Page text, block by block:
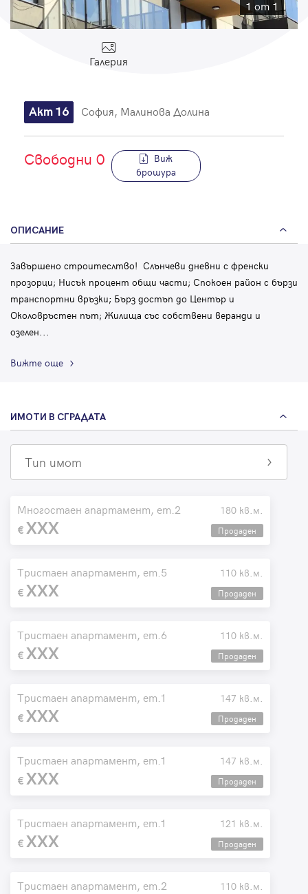
1 от 1
Галерия
Акт 16 София, Малинова Долина
Свободни 0
Виж
брошура
ОПИСАНИЕ
Завършено строитеслтво! Слънчеви дневни с френски
прозорци; Нисък процент общи части; Спокоен район с бързи
транспортни връзки; Бърз достъп до Център и
Околовръстен път; Жилища със собствени веранди и
озелен...
Вижте още
ИМОТИ В СГРАДАТА
Тип имот
Многостаен апартамент, ет.2 180 кв.м.
XXX Продаден
Тристаен апартамент, ет.5 110 кв.м.
XXX Продаден
Тристаен апартамент, ет.6 110 кв.м.
XXX Продаден
Тристаен апартамент, ет.1 147 кв.м.
XXX Продаден
Тристаен апартамент, ет.1 147 кв.м.
XXX Продаден
Тристаен апартамент, ет.1 121 кв.м.
XXX Продаден
Тристаен апартамент, ет.2 110 кв.м.
Парола
Забравена парола
Регистрация